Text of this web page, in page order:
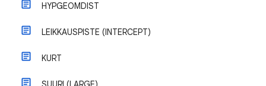
HYPGEOMDIST
LEIKKAUSPISTE (INTERCEPT)
KURT